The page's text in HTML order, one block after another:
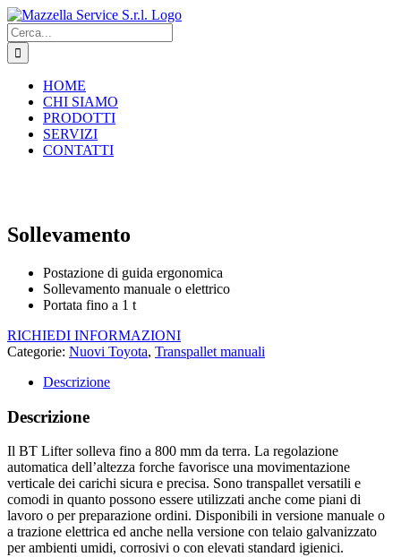
Salta
al
contenuto
Cerca
per:
HOME
CHI SIAMO
PRODOTTI
SERVIZI
CONTATTI
Sollevamento
Postazione di guida ergonomica
Sollevamento manuale o elettrico
Portata fino a 1 t
RICHIEDI INFORMAZIONI
Categorie: Nuovi Toyota, Transpallet manuali
Descrizione
Descrizione
Il BT Lifter solleva fino a 800 mm da terra. La regolazione
automatica dell’altezza forche favorisce una movimentazione
verticale dei carichi sicura e precisa. Sono transpallet versatili e
comodi in quanto possono essere utilizzati anche come piani di
lavoro o per preparazione ordini. Disponibili in versione manuale o
a trazione elettrica ed anche nella versione con telaio galvanizzato
per ambienti umidi, corrosivi o con elevati standard igienici.